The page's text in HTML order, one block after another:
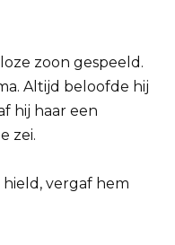
zoon gespeeld.
Altijd beloofde hij
hij haar een
zei.
vergaf hem